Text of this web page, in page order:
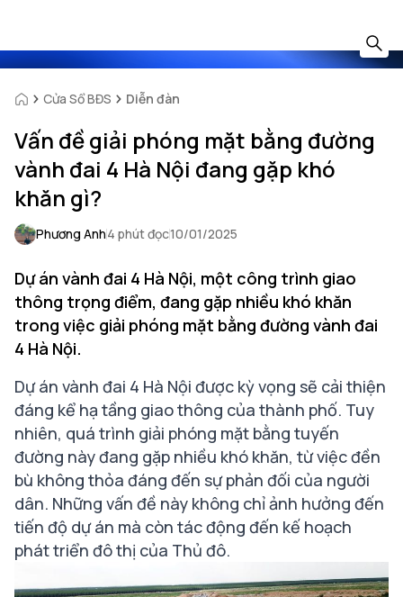
Cửa Sổ BĐS Diễn đàn
Vấn đề giải phóng mặt bằng đường
vành đai 4 Hà Nội đang gặp khó
khăn gì?
Phương Anh4 phút đọc10/01/2025
Dự án vành đai 4 Hà Nội, một công trình giao
thông trọng điểm, đang gặp nhiều khó khăn
trong việc giải phóng mặt bằng đường vành đai
4 Hà Nội.
Dự án vành đai 4 Hà Nội được kỳ vọng sẽ cải thiện
đáng kể hạ tầng giao thông của thành phố. Tuy
nhiên, quá trình giải phóng mặt bằng tuyến
đường này đang gặp nhiều khó khăn, từ việc đền
bù không thỏa đáng đến sự phản đối của người
dân. Những vấn đề này không chỉ ảnh hưởng đến
tiến độ dự án mà còn tác động đến kế hoạch
phát triển đô thị của Thủ đô.